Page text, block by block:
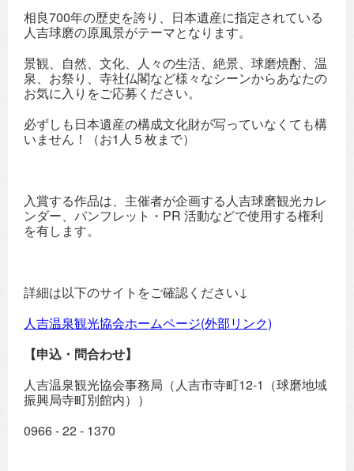
相良700年の歴史を誇り、日本遺産に指定されている
人吉球磨の原風景がテーマとなります。
景観、自然、文化、人々の生活、絶景、球磨焼酎、温
泉、お祭り、寺社仏閣など様々なシーンからあなたの
お気に入りをご応募ください。
必ずしも日本遺産の構成文化財が写っていなくても構
いません！（お1人５枚まで）
入賞する作品は、主催者が企画する人吉球磨観光カレ
ンダー、パンフレット・PR 活動などで使用する権利
を有します。
詳細は以下のサイトをご確認ください↓
人吉温泉観光協会ホームページ(外部リンク)
【申込・問合わせ】
人吉温泉観光協会事務局（人吉市寺町12-1（球磨地域
振興局寺町別館内））
0966 - 22 - 1370